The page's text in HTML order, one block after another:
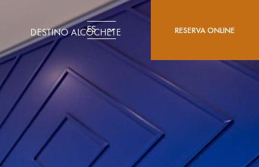
DESTINO ALCOCHETE PRIVILEGE CARD
ES RESERVA ONLINE